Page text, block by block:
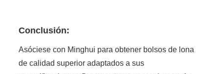
Conclusión:
Asóciese con Minghui para obtener bolsos de lona
de calidad superior adaptados a sus